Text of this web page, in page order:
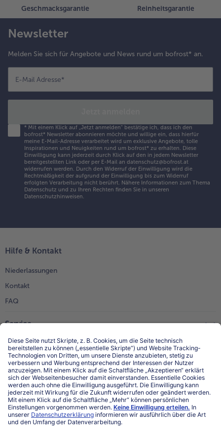
Geschmacksgarantie Reinheitsgarantie
Newsletter
Melden Sie sich für Angebote und News rund um bofrost* an.
E-Mail Adresse*
* Mit einem Klick auf „Jetzt anmelden" bestätige ich, dass ich den
bofrost* Newsletter abonnieren möchte und willige ein, dass hierfür
meine E-Mail-Adresse verarbeitet wird um exklusive Angebote, tolle
Inspirationen und Neuigkeiten rund um bofrost* zu erhalten. Diese
Einwilligung kann jederzeit durch Klick auf den in jedem Newsletter
bereitgestellten Link oder per E-Mail an datenschutz@bofrost.at
widerrufen werden. Durch den Widerruf der Einwilligung wird die
Rechtmäßigkeit der aufgrund der Einwilligung bis zum Widerruf
erfolgten Verarbeitung nicht berührt. Nähere Informationen zum Thema
Datenschutz und zu Ihren Rechten finden Sie in unseren
Datenschutzhinweisen.
Hilfe & Kontakt
Niederlassungen
Kontakt
FAQ
Service
Unternehmen
Über uns